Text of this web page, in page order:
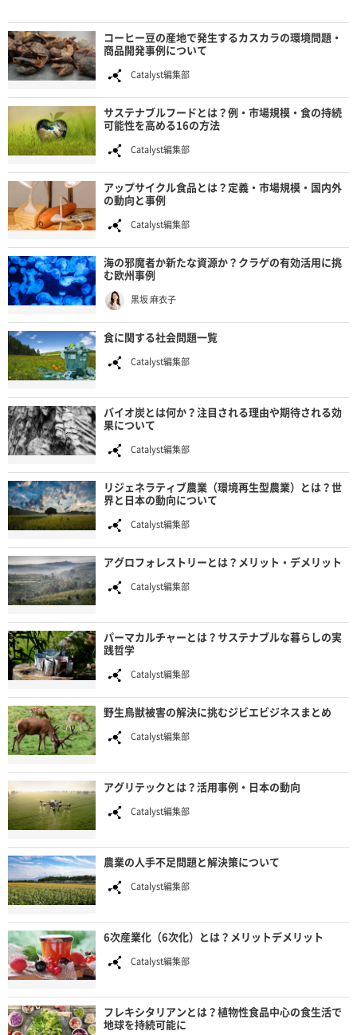
コーヒー豆の産地で発生するカスカラの環境問題・
商品開発事例について
Catalyst編集部
サステナブルフードとは？例・市場規模・食の持続
可能性を高める16の方法
Catalyst編集部
アップサイクル食品とは？定義・市場規模・国内外
の動向と事例
Catalyst編集部
海の邪魔者か新たな資源か？クラゲの有効活用に挑
む欧州事例
黒坂 麻衣子
食に関する社会問題一覧
Catalyst編集部
バイオ炭とは何か？注目される理由や期待される効
果について
Catalyst編集部
リジェネラティブ農業（環境再生型農業）とは？世
界と日本の動向について
Catalyst編集部
アグロフォレストリーとは？メリット・デメリット
Catalyst編集部
パーマカルチャーとは？サステナブルな暮らしの実
践哲学
Catalyst編集部
野生鳥獣被害の解決に挑むジビエビジネスまとめ
Catalyst編集部
アグリテックとは？活用事例・日本の動向
Catalyst編集部
農業の人手不足問題と解決策について
Catalyst編集部
6次産業化（6次化）とは？メリットデメリット
Catalyst編集部
フレキシタリアンとは？植物性食品中心の食生活で
地球を持続可能に